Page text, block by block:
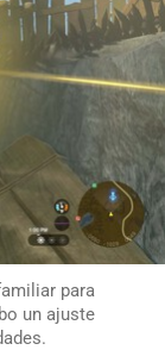
para
un ajuste